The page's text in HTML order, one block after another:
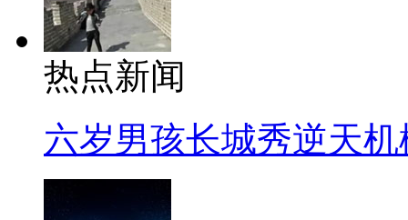
热点新闻
六岁男孩长城秀逆天机